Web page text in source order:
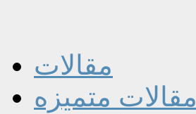
مقالات
مقالات متميزه